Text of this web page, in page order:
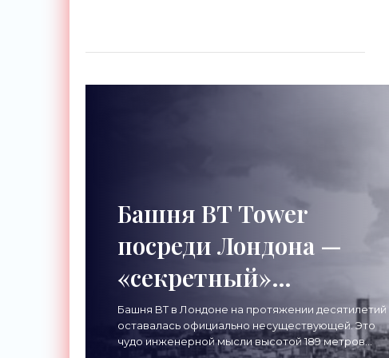
Башня BT Tower
посреди Лондона —
«секретный»
небоскреб, которого
никогда не
Башня BT в Лондоне на протяжении десятилетий
оставалась официально несуществующей. Это
чудо инженерной мысли высотой 189 метров